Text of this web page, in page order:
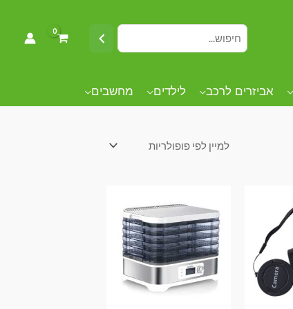
אביזרים לרכב לילדים מחשבים